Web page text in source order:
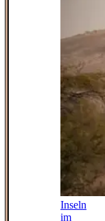
Inseln
im